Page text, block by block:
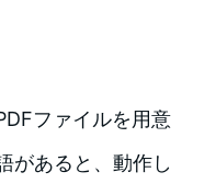
ファイルを用意
があると、動作し